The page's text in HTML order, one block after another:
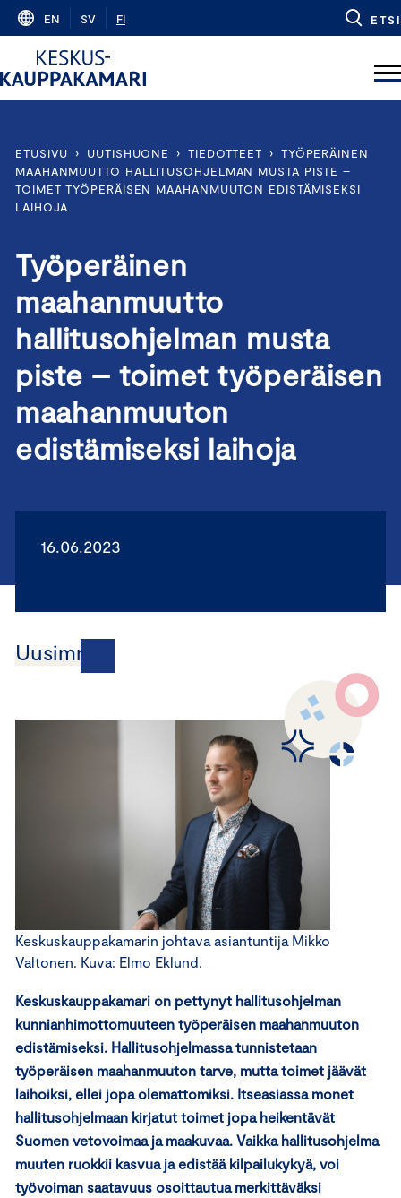
Skip
content
EN SV FI ETSI
ETUSIVU › UUTISHUONE › TIEDOTTEET › TYÖPERÄINEN
MAAHANMUUTTO HALLITUSOHJELMAN MUSTA PISTE –
TOIMET TYÖPERÄISEN MAAHANMUUTON EDISTÄMISEKSI
LAIHOJA
Työperäinen
maahanmuutto
hallitusohjelman musta
piste – toimet työperäisen
maahanmuuton
edistämiseksi laihoja
16.06.2023
Uusimmat
Keskuskauppakamarin johtava asiantuntija Mikko
Valtonen. Kuva: Elmo Eklund.
Keskuskauppakamari on pettynyt hallitusohjelman
kunnianhimottomuuteen työperäisen maahanmuuton
edistämiseksi. Hallitusohjelmassa tunnistetaan
työperäisen maahanmuuton tarve, mutta toimet jäävät
laihoiksi, ellei jopa olemattomiksi. Itseasiassa monet
hallitusohjelmaan kirjatut toimet jopa heikentävät
Suomen vetovoimaa ja maakuvaa. Vaikka hallitusohjelma
muuten ruokkii kasvua ja edistää kilpailukykyä, voi
työvoiman saatavuus osoittautua merkittäväksi